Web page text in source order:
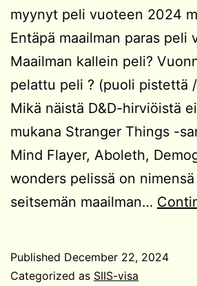
myynyt peli vuoteen 2024
Entäpä maailman paras peli
Maailman kallein peli?
pelattu peli ? (puoli pistettä
Mikä näistä D&D-hirviöistä
mukana Stranger Things -
Mind Flayer, Aboleth,
wonders pelissä on
seitsemän maailman…
Published December 22, 2024
Categorized as SIIS-visa